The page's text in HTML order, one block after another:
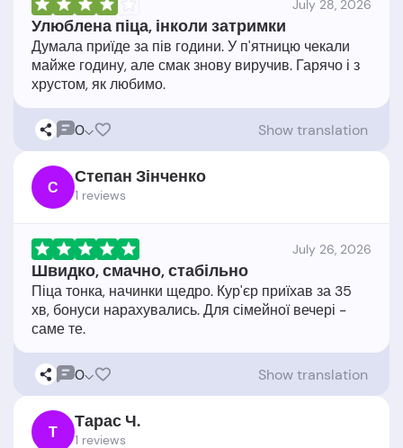
July 28, 2026
Улюблена піца, інколи затримки
Думала приїде за пів години. У п'ятницю чекали
майже годину, але смак знову виручив. Гарячо і з
0 Show translation
С Степан Зінченко
1 reviews
July 26, 2026
Швидко, смачно, стабільно
Піца тонка, начинки щедро. Кур'єр приїхав за 35
хв, бонуси нарахувались. Для сімейної вечері -
0 Show translation
Т Тарас Ч.
1 reviews